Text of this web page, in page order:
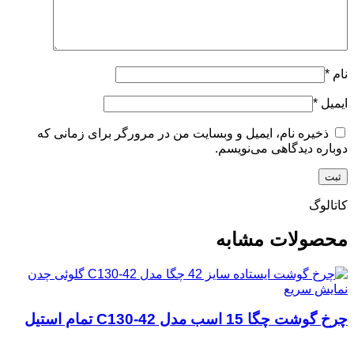
نام *
ایمیل *
ذخیره نام، ایمیل و وبسایت من در مرورگر برای زمانی که
دوباره دیدگاهی می‌نویسم.
کاتالوگ
محصولات مشابه
نمایش سریع
چرخ گوشت چگا 15 اسب مدل C130-42 تمام استیل